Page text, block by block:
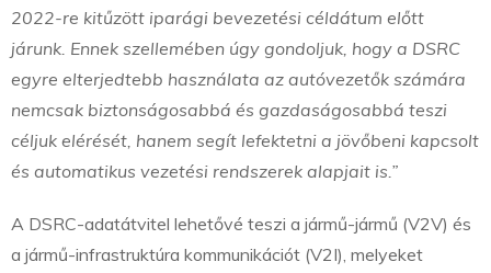
2022-re kitűzött iparági bevezetési céldátum előtt
járunk. Ennek szellemében úgy gondoljuk, hogy a DSRC
egyre elterjedtebb használata az autóvezetők számára
nemcsak biztonságosabbá és gazdaságosabbá teszi
céljuk elérését, hanem segít lefektetni a jövőbeni kapcsolt
és automatikus vezetési rendszerek alapjait is.”
A DSRC-adatátvitel lehetővé teszi a jármű-jármű (V2V) és
a jármű-infrastruktúra kommunikációt (V2I), melyeket